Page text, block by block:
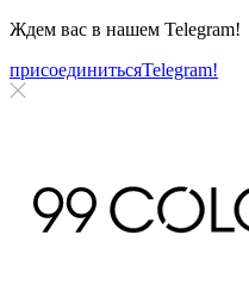
Ждем вас в нашем Telegram!
присоединитьсяTelegram!